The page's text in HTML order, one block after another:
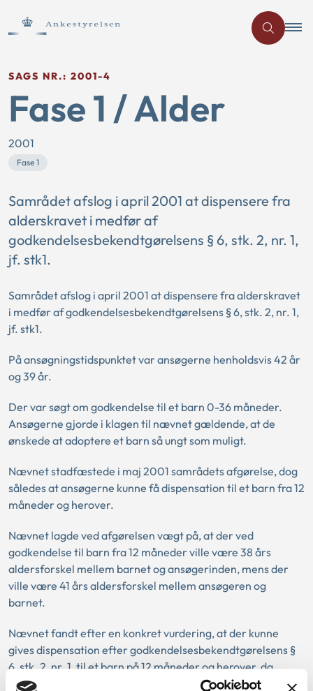
SAGS NR.: 2001-4
Fase 1 / Alder
2001
Fase 1
Samrådet afslog i april 2001 at dispensere fra
alderskravet i medfør af
godkendelsesbekendtgørelsens § 6, stk. 2, nr. 1,
jf. stk1.
Samrådet afslog i april 2001 at dispensere fra alderskravet
i medfør af godkendelsesbekendtgørelsens § 6, stk. 2, nr. 1,
jf. stk1.
På ansøgningstidspunktet var ansøgerne henholdsvis 42 år
og 39 år.
Der var søgt om godkendelse til et barn 0-36 måneder.
Ansøgerne gjorde i klagen til nævnet gældende, at de
ønskede at adoptere et barn så ungt som muligt.
Nævnet stadfæstede i maj 2001 samrådets afgørelse, dog
således at ansøgerne kunne få dispensation til et barn fra 12
måneder og herover.
Nævnet lagde ved afgørelsen vægt på, at der ved
godkendelse til barn fra 12 måneder ville være 38 års
aldersforskel mellem barnet og ansøgerinden, mens der
ville være 41 års aldersforskel mellem ansøgeren og
barnet.
Nævnet fandt efter en konkret vurdering, at der kunne
gives dispensation efter godkendelsesbekendtgørelsens §
6, stk. 2, nr. 1, til et barn på 12 måneder og herover, da
aldersforskellen mellem ansøgerinden og barnet således